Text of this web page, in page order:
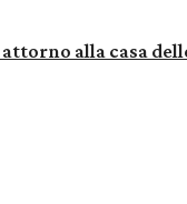
alla casa